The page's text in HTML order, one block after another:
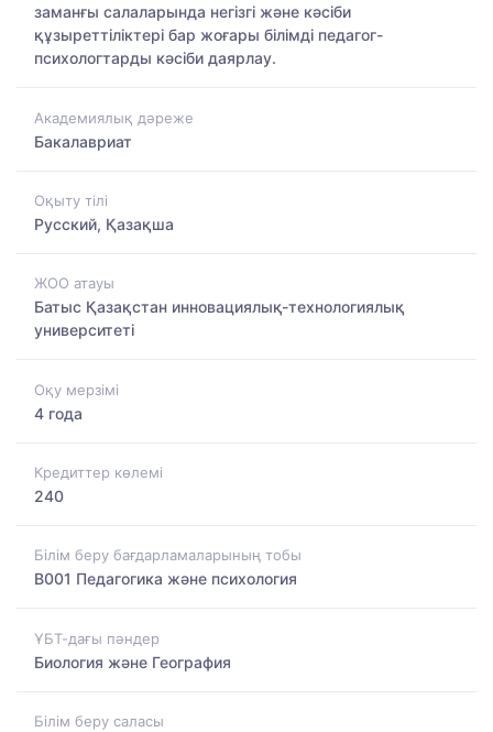
заманғы салаларында негізгі және кәсіби
құзыреттіліктері бар жоғары білімді педагог-
психологтарды кәсіби даярлау.
Академиялық дәреже
Бакалавриат
Оқыту тілі
Русский, Қазақша
ЖОО атауы
Батыс Қазақстан инновациялық-технологиялық
университеті
Оқу мерзімі
4 года
Кредиттер көлемі
240
Білім беру бағдарламаларының тобы
B001 Педагогика және психология
ҰБТ-дағы пәндер
Биология және География
Білім беру саласы